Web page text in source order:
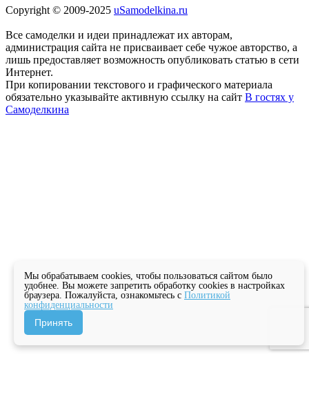
Copyright © 2009-2025 uSamodelkina.ru
Все самоделки и идеи принадлежат их авторам,
администрация сайта не присваивает себе чужое авторство, а
лишь предоставляет возможность опубликовать статью в сети
Интернет.
При копировании текстового и графического материала
обязательно указывайте активную ссылку на сайт В гостях у
Самоделкина
Мы обрабатываем cookies, чтобы пользоваться сайтом было
удобнее. Вы можете запретить обработку cookies в настройках
браузера. Пожалуйста, ознакомьтесь с Политикой
конфиденциальности
Принять